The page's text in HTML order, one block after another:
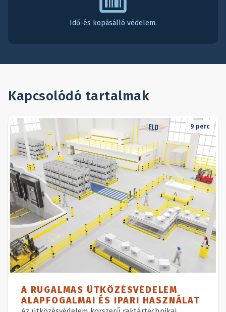
Idő-és kopásálló védelem.
Kapcsolódó tartalmak
9 perc
A RUGALMAS ÜTKÖZÉSVÉDELEM
ALAPFOGALMAI ÉS IPARI HASZNÁLAT